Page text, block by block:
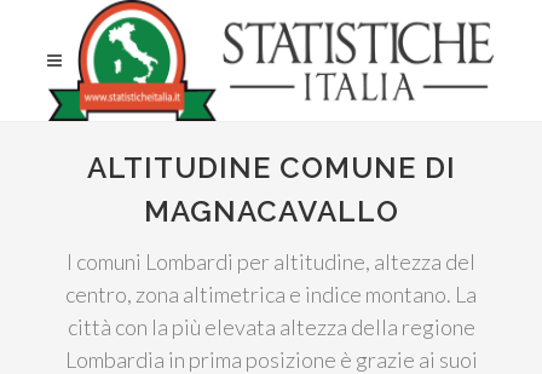
ALTITUDINE COMUNE DI
MAGNACAVALLO
I comuni Lombardi per altitudine, altezza del
centro, zona altimetrica e indice montano. La
città con la più elevata altezza della regione
Lombardia in prima posizione è grazie ai suoi